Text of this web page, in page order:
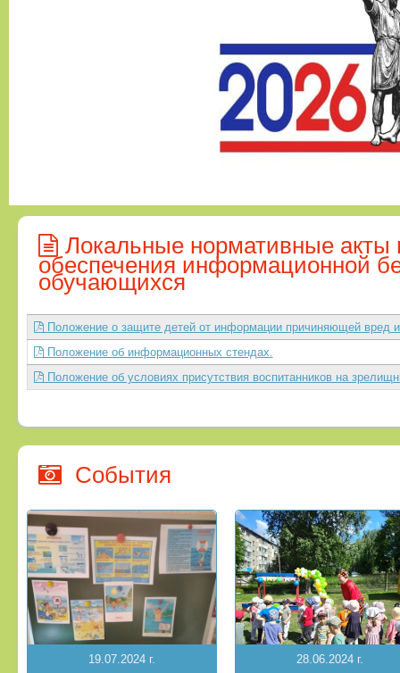
Локальные нормативные акты
обеспечения информационной
обучающихся
Положение о защите детей от информации причиняющей вред
Положение об информационных стендах.
Положение об условиях присутствия воспитанников на
События
19.07.2024 г. 28.06.2024 г.